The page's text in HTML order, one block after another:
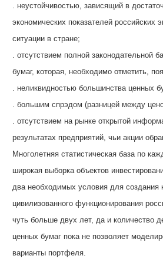
. неустойчивостью, зависящий в
экономических показателей российских
ситуации в стране;
. отсутствием полной законодательной
бумаг, которая, необходимо отметить,
. неликвидностью большинства ценных
. большим спрэдом (разницей между
. отсутствием на рынке открытой
результатах предприятий, чьи акции
Многолетняя статистическая база по
широкая выборка объектов
два необходимых условия для создания
цивилизованного функционирования
чуть больше двух лет, да и количество
ценных бумаг пока не позволяет
варианты портфеля.